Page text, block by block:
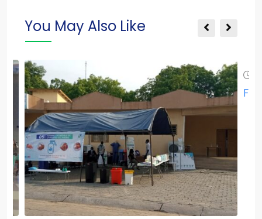
You May Also Like